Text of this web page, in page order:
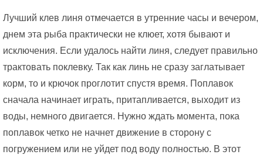
Лучший клев линя отмечается в утренние часы и вечером,
днем эта рыба практически не клюет, хотя бывают и
исключения. Если удалось найти линя, следует правильно
трактовать поклевку. Так как линь не сразу заглатывает
корм, то и крючок проглотит спустя время. Поплавок
сначала начинает играть, притапливается, выходит из
воды, немного двигается. Нужно ждать момента, пока
поплавок четко не начнет движение в сторону с
погружением или не уйдет под воду полностью. В этот